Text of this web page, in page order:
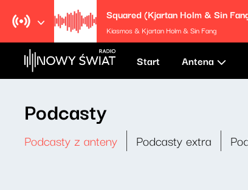
Kiasmos & Kjartan Holm & Sin Fang
Start Antena
Podcasty
Podcasty z anteny Podcasty extra